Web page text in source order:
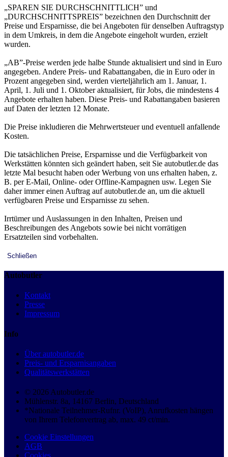
„SPAREN SIE DURCHSCHNITTLICH” und
„DURCHSCHNITTSPREIS” bezeichnen den Durchschnitt der
Preise und Ersparnisse, die bei Angeboten für denselben Auftragstyp
in dem Umkreis, in dem die Angebote eingeholt wurden, erzielt
wurden.
„AB”-Preise werden jede halbe Stunde aktualisiert und sind in Euro
angegeben. Andere Preis- und Rabattangaben, die in Euro oder in
Prozent angegeben sind, werden vierteljährlich am 1. Januar, 1.
April, 1. Juli und 1. Oktober aktualisiert, für Jobs, die mindestens 4
Angebote erhalten haben. Diese Preis- und Rabattangaben basieren
auf Daten der letzten 12 Monate.
Die Preise inkludieren die Mehrwertsteuer und eventuell anfallende
Kosten.
Die tatsächlichen Preise, Ersparnisse und die Verfügbarkeit von
Werkstätten könnten sich geändert haben, seit Sie autobutler.de das
letzte Mal besucht haben oder Werbung von uns erhalten haben, z.
B. per E-Mail, Online- oder Offline-Kampagnen usw. Legen Sie
daher immer einen Auftrag auf autobutler.de an, um die aktuell
verfügbaren Preise und Ersparnisse zu sehen.
Irrtümer und Auslassungen in den Inhalten, Preisen und
Beschreibungen des Angebots sowie bei nicht vorrätigen
Ersatzteilen sind vorbehalten.
Schließen
Autobutler
Kontakt
Presse
Impressum
Info
Über autobutler.de
Preis- und Ersparnisangaben
Qualitätswerkstätten
© 2026 Autobutler.de
Mühlenstr. 8a, 14167 Berlin, Deutschland
*Nationale Teilnehmer-Rufnr. (VoIP), Anrufkosten hängen
von Ihrem Telefonvertrag ab, max. 49 ct/min.
Cookie Einstellungen
AGB